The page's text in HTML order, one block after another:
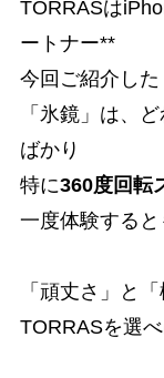
TORRASは
ートナー**
今回ご紹介し
「氷鏡」は、
ばかり
特に360度回転
一度体験する
「頑丈さ」と
TORRASを選